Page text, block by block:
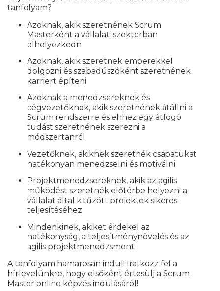
tanfolyam?
Azoknak, akik szeretnének Scrum
Masterként a vállalati szektorban
elhelyezkedni
Azoknak, akik szeretnek emberekkel
dolgozni és szabadúszóként szeretnének
karriert építeni
Azoknak a menedzsereknek és
cégvezetőknek, akik szeretnének átállni a
Scrum rendszerre és ehhez egy átfogó
tudást szeretnének szerezni a
módszertanról
Vezetőknek, akiknek szeretnék csapatukat
hatékonyan menedzselni és motiválni
Projektmenedzsereknek, akik az agilis
működést szeretnék előtérbe helyezni a
vállalat által kitűzött projektek sikeres
teljesítéséhez
Mindenkinek, akiket érdekel az
hatékonyság, a teljesítménynövelés és az
agilis projektmenedzsment
A tanfolyam hamarosan indul! Iratkozz fel a
hírlevelünkre, hogy elsőként értesülj a Scrum
Master online képzés indulásáról!